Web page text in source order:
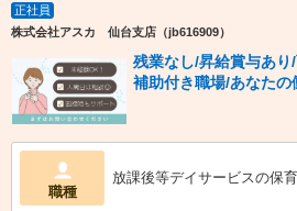
正社員
株式会社アスカ 仙台支店（jb616909）
残業なし/昇給賞与あ
補助付き職場/あなたの
職種
放課後等デイサービスの保